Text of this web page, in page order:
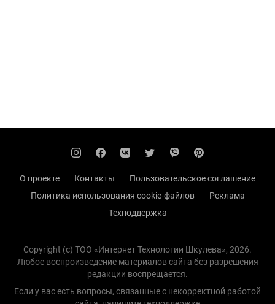
О проекте Контакты
Пользовательское соглашение
Политика использования cookie-файлов
Реклама
Техподдержка
Copyright (с) TOO «Интернет Технологии Шкулева», 2026.
Любое воспроизведение материалов сайта без разрешения
редакции воспрещается.
Если у вас есть вопросы, связанные с некорректной работой